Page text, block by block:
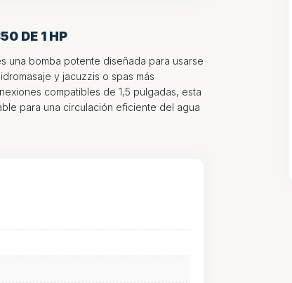
DE 1 HP
una bomba potente diseñada para usarse
y jacuzzis o spas más
compatibles de 1,5 pulgadas, esta
para una circulación eficiente del agua